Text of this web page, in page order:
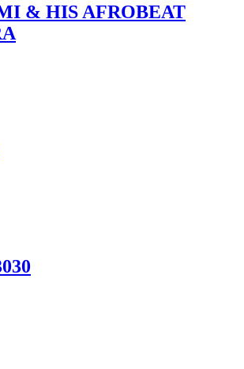
& HIS AFROBEAT